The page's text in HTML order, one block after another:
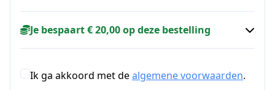
Je bespaart € 20,00 op deze bestelling
Ik ga akkoord met dealgemene voorwaarden.